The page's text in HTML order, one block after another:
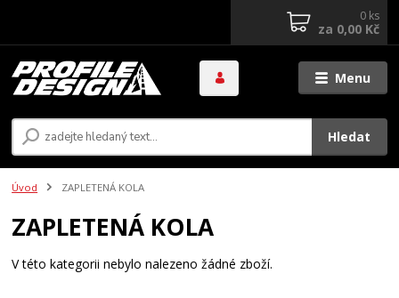
Menu
Hledat
0 ks
za 0,00 Kč
Úvod ZAPLETENÁ KOLA
ZAPLETENÁ KOLA
V této kategorii nebylo nalezeno žádné zboží.